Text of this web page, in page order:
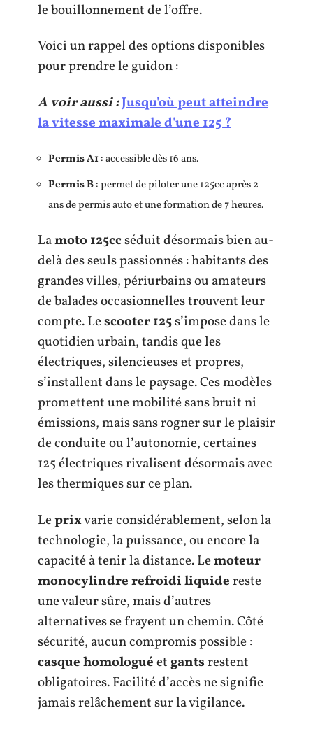
le bouillonnement de l’offre.
Voici un rappel des options disponibles
pour prendre le guidon :
A voir aussi :Jusqu'où peut atteindre
la vitesse maximale d'une 125 ?
Permis A1: accessible dès 16 ans.
Permis B: permet de piloter une 125cc après 2
ans de permis auto et une formation de 7 heures.
Lamoto 125ccséduit désormais bien au-
delà des seuls passionnés : habitants des
grandes villes, périurbains ou amateurs
de balades occasionnelles trouvent leur
compte. Lescooter 125s’impose dans le
quotidien urbain, tandis que les
électriques, silencieuses et propres,
s’installent dans le paysage. Ces modèles
promettent une mobilité sans bruit ni
émissions, mais sans rogner sur le plaisir
de conduite ou l’autonomie, certaines
125 électriques rivalisent désormais avec
les thermiques sur ce plan.
Leprixvarie considérablement, selon la
technologie, la puissance, ou encore la
capacité à tenir la distance. Lemoteur
monocylindre refroidi liquidereste
une valeur sûre, mais d’autres
alternatives se frayent un chemin. Côté
sécurité, aucun compromis possible :
casque homologuéetgantsrestent
obligatoires. Facilité d’accès ne signifie
jamais relâchement sur la vigilance.